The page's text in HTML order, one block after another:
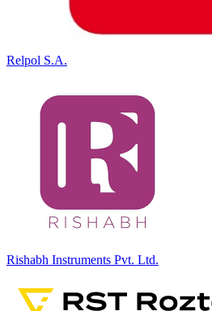
Relpol S.A.
Rishabh Instruments Pvt. Ltd.